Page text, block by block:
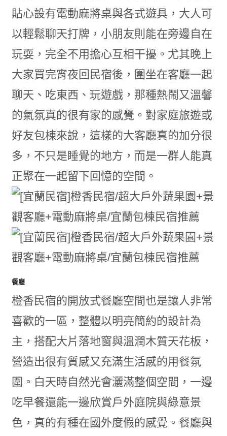
貼心設有電動麻將桌與各式遊具，大人可
以輕鬆聊天打牌，小朋友則能在旁邊自在
玩耍，完全不用擔心互相干擾。尤其晚上
大家買完宵夜回民宿後，圍坐在客廳一起
聊天、吃東西、玩遊戲，那種熱鬧又溫馨
的氣氛真的很有家的感覺。對家庭旅遊或
好友包棟來說，這樣的大客廳真的加分很
多，不只是睡覺的地方，而是一群人能真
正聚在一起留下回憶的空間。
餐廳
橙香民宿的開放式餐廳空間也是讓人非常
喜歡的一區，整體以明亮簡約的設計為
主，搭配大片落地窗與溫潤木質天花板，
營造出很有質感又充滿生活感的用餐氛
圍。白天時自然光會灑滿整個空間，一邊
吃早餐還能一邊欣賞戶外庭院與綠意景
色，真的有種在國外度假的感覺。餐廳與